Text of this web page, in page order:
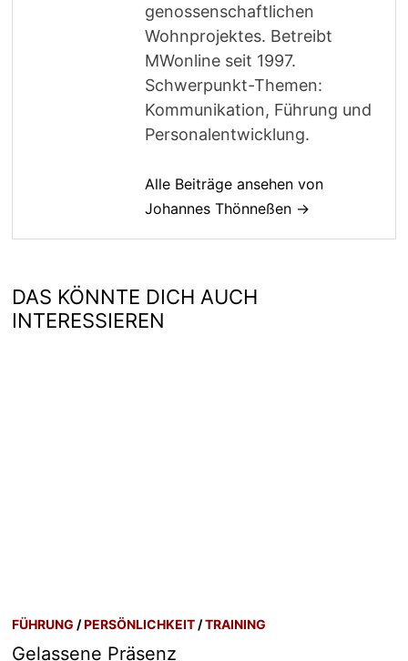
genossenschaftlichen
Wohnprojektes. Betreibt
MWonline seit 1997.
Schwerpunkt-Themen:
Kommunikation, Führung und
Personalentwicklung.
Alle Beiträge ansehen von
Johannes Thönneßen →
DAS KÖNNTE DICH AUCH
INTERESSIEREN
FÜHRUNG /PERSÖNLICHKEIT /TRAINING
Gelassene Präsenz